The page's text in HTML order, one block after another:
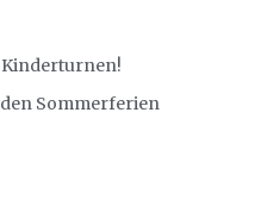
Sommerferien